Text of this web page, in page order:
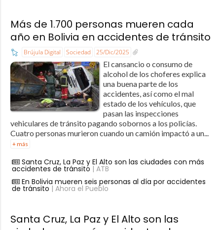
Más de 1.700 personas mueren cada
año en Bolivia en accidentes de tránsito
Brújula Digital Sociedad 25/Dic/2025
El cansancio o consumo de
alcohol de los choferes explica
una buena parte de los
accidentes, así como el mal
estado de los vehículos, que
pasan las inspecciones
vehiculares de tránsito pagando sobornos a los policías.
Cuatro personas murieron cuando un camión impactó a un...
+ más
Santa Cruz, La Paz y El Alto son las ciudades con más
accidentes de tránsito | ATB
En Bolivia mueren seis personas al día por accidentes
de tránsito | Ahora el Pueblo
Santa Cruz, La Paz y El Alto son las